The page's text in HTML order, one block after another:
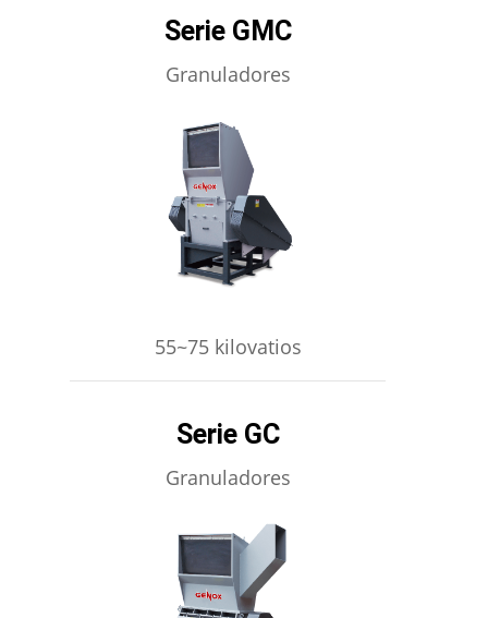
Serie GMC
Granuladores
APRENDE MÁS
55~75 kilovatios
Serie GC
Granuladores
APRENDE MÁS